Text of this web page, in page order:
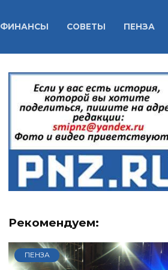
ФИНАНСЫ СОВЕТЫ ПЕНЗА
Рекомендуем:
ПЕНЗА